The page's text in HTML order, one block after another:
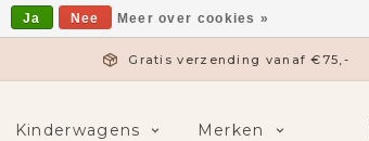
Gratis verzending vanaf €75,-
Kinderwagens Merken
Ja Nee Meer over cookies »